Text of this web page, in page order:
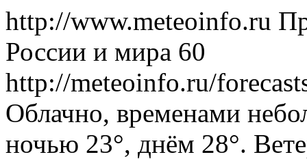
http://www.meteoinfo.ru
России и мира 60
http://meteoinfo.ru/
Облачно, временами
ночью 23°, днём 28°.